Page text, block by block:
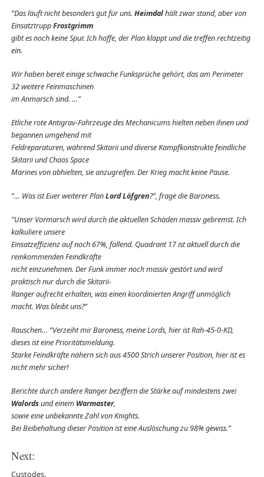
”Das läuft nicht besonders gut für uns. Heimdalhält zwar stand, aber von
EinsatztruppFrostgrimm
gibt es noch keine Spur. Ich hoffe, der Plan klappt und die treffen rechtzeitig
ein.
Wir haben bereit einige schwache Funksprüche gehört, das am Perimeter
32 weitere Feinmaschinen
im Anmarsch sind. …”
Etliche rote Antigrav-Fahrzeuge des Mechanicums hielten neben ihnen und
begannen umgehend mit
Feldreparaturen, während Skitarii und diverse Kampfkonstrukte feindliche
Skitarii und Chaos Space
Marines von abhielten, sie anzugreifen. Der Krieg macht keine Pause.
”… Was ist Euer weiterer PlanLordLöfgren?”, frage die Baroness.
”Unser Vormarsch wird durch die aktuellen Schäden massiv gebremst. Ich
kalkuliere unsere
Einsatzeffizienz auf noch 67%, fallend. Quadrant 17 ist aktuell durch die
reinkommenden Feindkräfte
nicht einzunehmen. Der Funk immer noch massiv gestört und wird
praktisch nur durch die Skitarii-
Ranger aufrecht erhalten, was einen koordinierten Angriff unmöglich
macht. Was bleibt uns?”
Rauschen… “Verzeiht mir Baroness, meine Lords, hier ist Rah-45-0-KD,
dieses ist eine Prioritätsmeldung.
Starke Feindkräfte nähern sich aus 4500 Strich unserer Position, hier ist es
nicht mehr sicher!
Berichte durch andere Ranger beziffern die Stärke auf mindestens zwei
Walordsund einem Warmaster,
sowie eine unbekannte Zahl von Knights.
Bei Beibehaltung dieser Position ist eine Auslöschung zu 98% gewiss.”
Next:
Custodes.